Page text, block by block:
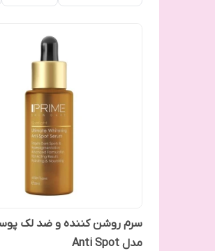
سرم روشن کننده و ضد لک
مدل Anti Spot